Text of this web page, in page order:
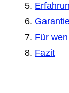
Für
Fazit